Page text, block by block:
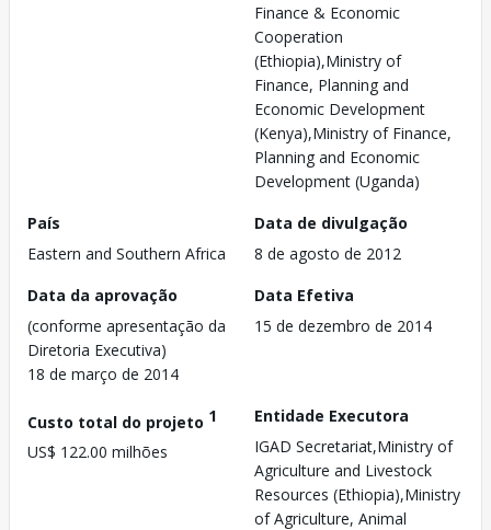
Finance & Economic
Cooperation
(Ethiopia),Ministry of
Finance, Planning and
Economic Development
(Kenya),Ministry of Finance,
Planning and Economic
Development (Uganda)
País
Eastern and Southern Africa
Data de divulgação
8 de agosto de 2012
Data da aprovação
(conforme apresentação da
Diretoria Executiva)
18 de março de 2014
Data Efetiva
15 de dezembro de 2014
Custo total do projeto 1
US$ 122.00 milhões
Entidade Executora
IGAD Secretariat,Ministry of
Agriculture and Livestock
Resources (Ethiopia),Ministry
of Agriculture, Animal